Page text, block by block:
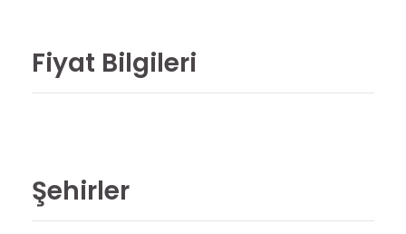
Fiyat Bilgileri
Şehirler